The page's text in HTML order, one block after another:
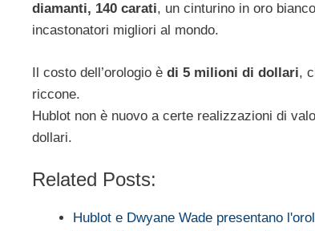
diamanti, 140 carati, un cinturino in oro
incastonatori migliori al mondo.
Il costo dell’orologio è di 5 milioni di dollari,
riccone.
Hublot non è nuovo a certe realizzazioni di
dollari.
Related Posts:
Hublot e Dwyane Wade presentano